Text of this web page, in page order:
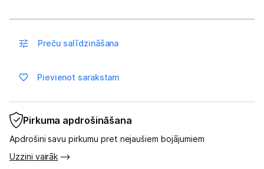
Kontakti
Informācija
Preču salīdzināšana
Pievienot sarakstam
Pirkuma apdrošināšana
Apdrošini savu pirkumu pret nejaušiem bojājumiem
Uzzini vairāk